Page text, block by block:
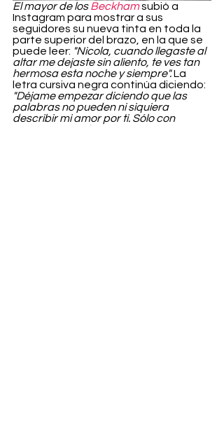
El mayor de los Beckham subió a
Instagram para mostrar a sus
seguidores su nueva tinta en toda la
parte superior del brazo, en la que se
puede leer: "Nicola, cuando llegaste al
altar me dejaste sin aliento, te ves tan
hermosa esta noche y siempre". La
letra cursiva negra continúa diciendo:
"Déjame empezar diciendo que las
palabras no pueden ni siquiera
describir mi amor por ti. Sólo con